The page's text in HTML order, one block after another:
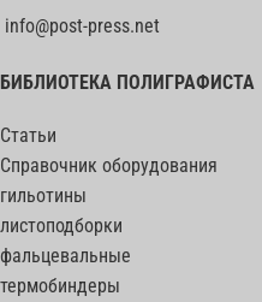
info@post-press.net
БИБЛИОТЕКА ПОЛИГРАФИСТА
Статьи
Справочник оборудования
гильотины
листоподборки
фальцевальные
термобиндеры